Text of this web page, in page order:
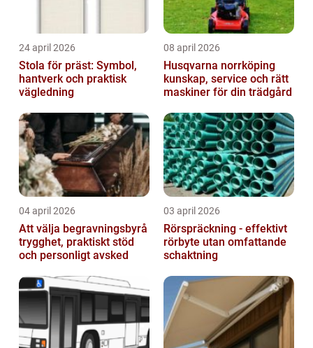
24 april 2026
Stola för präst: Symbol,
hantverk och praktisk
vägledning
08 april 2026
Husqvarna norrköping
kunskap, service och rätt
maskiner för din trädgård
04 april 2026
Att välja begravningsbyrå
trygghet, praktiskt stöd
och personligt avsked
03 april 2026
Rörspräckning - effektivt
rörbyte utan omfattande
schaktning